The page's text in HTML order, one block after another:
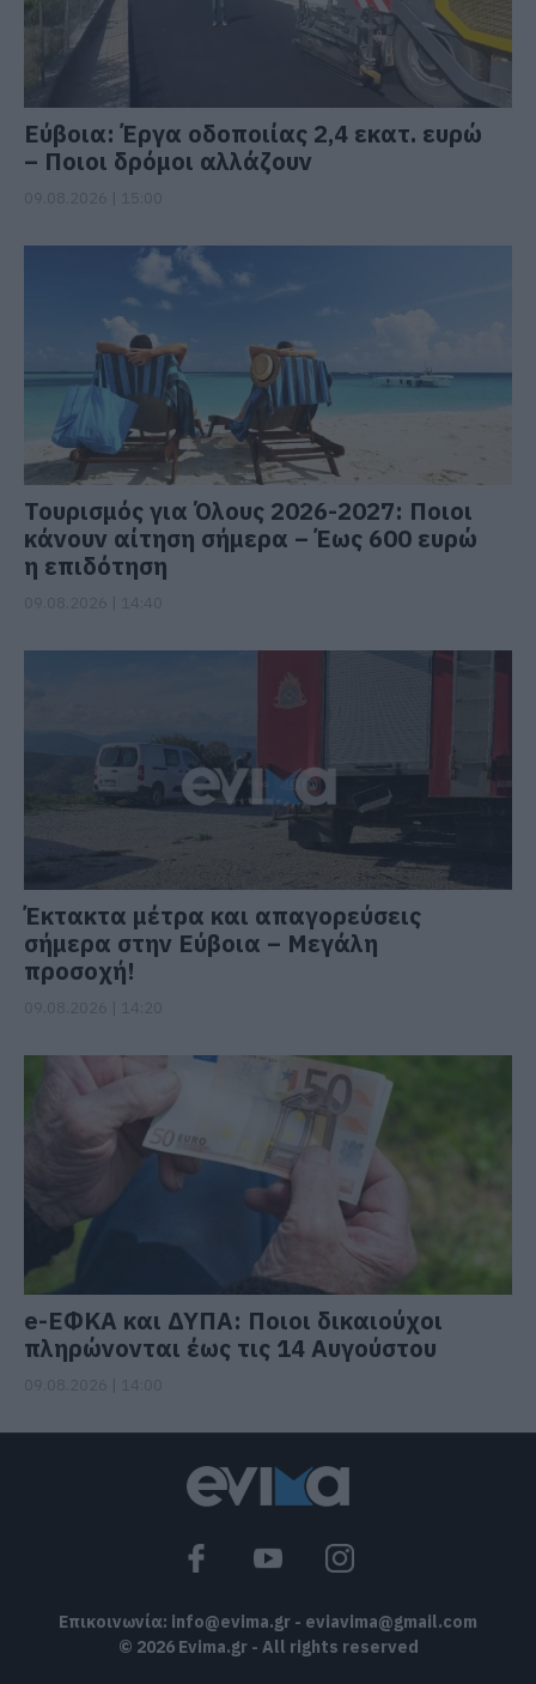
Εύβοια: Έργα οδοποιίας 2,4 εκατ. ευρώ
– Ποιοι δρόμοι αλλάζουν
Τουρισμός για Όλους 2026-2027: Ποιοι
κάνουν αίτηση σήμερα – Έως 600 ευρώ
η επιδότηση
Έκτακτα μέτρα και απαγορεύσεις
σήμερα στην Εύβοια – Μεγάλη
προσοχή!
e-ΕΦΚΑ και ΔΥΠΑ: Ποιοι δικαιούχοι
πληρώνονται έως τις 14 Αυγούστου
Επικοινωνία: info@evima.gr - eviavima@gmail.com
© 2026 Evima.gr - All rights reserved